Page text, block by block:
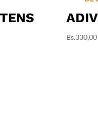
Bs.330,00